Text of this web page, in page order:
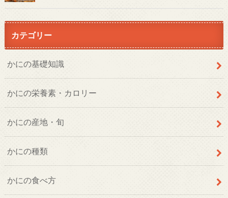
カテゴリー
かにの基礎知識
かにの栄養素・カロリー
かにの産地・旬
かにの種類
かにの食べ方